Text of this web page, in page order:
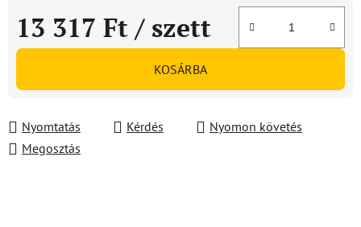
13 317 Ft / szett
Egységár:
KOSÁRBA
Nyomtatás Kérdés
Nyomon követés
Megosztás